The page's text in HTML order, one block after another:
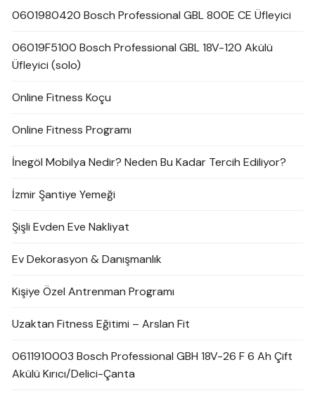
0601980420 Bosch Professional GBL 800E CE Üfleyici
06019F5100 Bosch Professional GBL 18V-120 Akülü
Üfleyici (solo)
Online Fitness Koçu
Online Fitness Programı
İnegöl Mobilya Nedir? Neden Bu Kadar Tercih Ediliyor?
İzmir Şantiye Yemeği
Şişli Evden Eve Nakliyat
Ev Dekorasyon & Danışmanlık
Kişiye Özel Antrenman Programı
Uzaktan Fitness Eğitimi – Arslan Fit
0611910003 Bosch Professional GBH 18V-26 F 6 Ah Çift
Akülü Kırıcı/Delici-Çanta